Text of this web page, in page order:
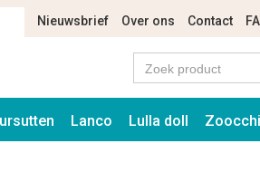
Nieuwsbrief Over ons Contact
Lanco Lulla doll